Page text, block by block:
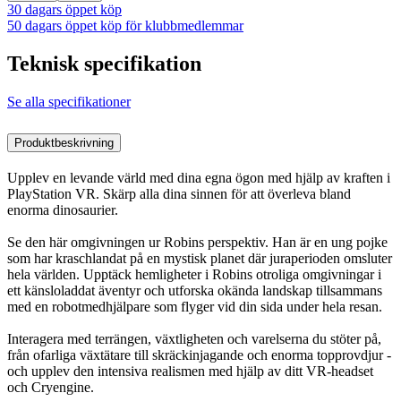
30 dagars öppet köp
50 dagars öppet köp för klubbmedlemmar
Teknisk specifikation
Se alla specifikationer
Produktbeskrivning
Upplev en levande värld med dina egna ögon med hjälp av kraften i
PlayStation VR. Skärp alla dina sinnen för att överleva bland
enorma dinosaurier.
Se den här omgivningen ur Robins perspektiv. Han är en ung pojke
som har kraschlandat på en mystisk planet där juraperioden omsluter
hela världen. Upptäck hemligheter i Robins otroliga omgivningar i
ett känsloladdat äventyr och utforska okända landskap tillsammans
med en robotmedhjälpare som flyger vid din sida under hela resan.
Interagera med terrängen, växtligheten och varelserna du stöter på,
från ofarliga växtätare till skräckinjagande och enorma topprovdjur -
och upplev den intensiva realismen med hjälp av ditt VR-headset
och Cryengine.